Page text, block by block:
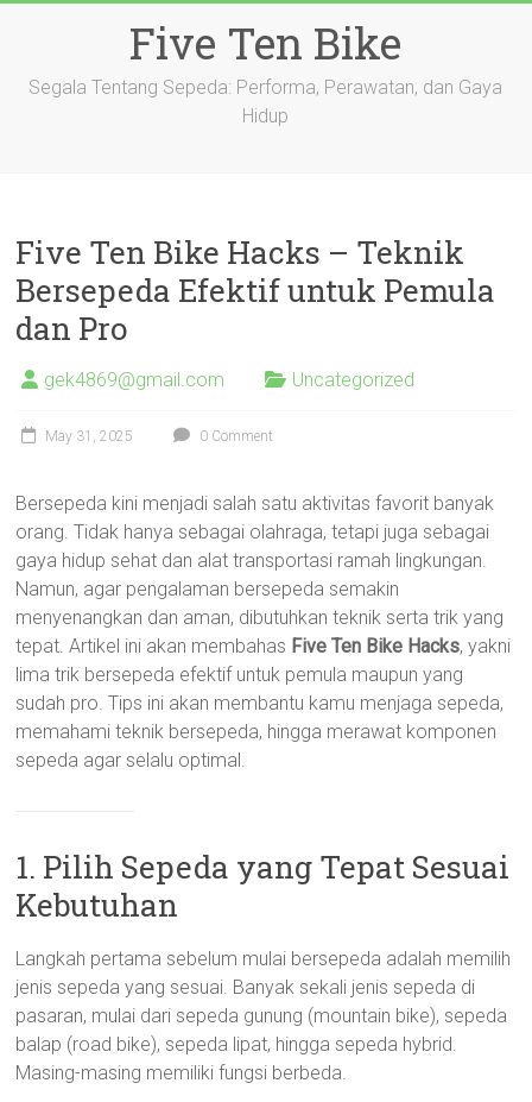
Five Ten Bike
Segala Tentang Sepeda: Performa, Perawatan, dan Gaya
Hidup
Five Ten Bike Hacks – Teknik
Bersepeda Efektif untuk Pemula
dan Pro
gek4869@gmail.com Uncategorized
May 31, 2025 0 Comment
Bersepeda kini menjadi salah satu aktivitas favorit banyak
orang. Tidak hanya sebagai olahraga, tetapi juga sebagai
gaya hidup sehat dan alat transportasi ramah lingkungan.
Namun, agar pengalaman bersepeda semakin
menyenangkan dan aman, dibutuhkan teknik serta trik yang
tepat. Artikel ini akan membahas Five Ten Bike Hacks, yakni
lima trik bersepeda efektif untuk pemula maupun yang
sudah pro. Tips ini akan membantu kamu menjaga sepeda,
memahami teknik bersepeda, hingga merawat komponen
sepeda agar selalu optimal.
1. Pilih Sepeda yang Tepat Sesuai
Kebutuhan
Langkah pertama sebelum mulai bersepeda adalah memilih
jenis sepeda yang sesuai. Banyak sekali jenis sepeda di
pasaran, mulai dari sepeda gunung (mountain bike), sepeda
balap (road bike), sepeda lipat, hingga sepeda hybrid.
Masing-masing memiliki fungsi berbeda.